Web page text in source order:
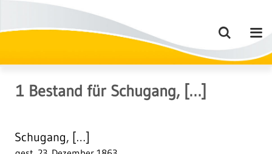
1 Bestand für Schugang, […]
Schugang, […]